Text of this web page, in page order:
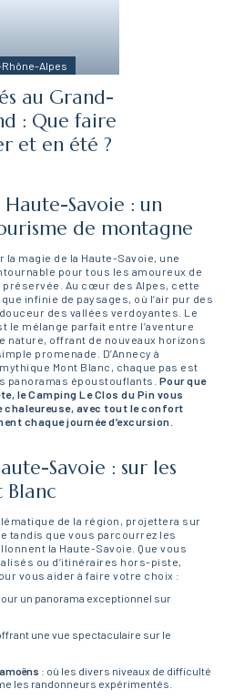
Alpes
au Grand-
: Que faire
et en été ?
Savoie : un
de montagne
magie de la Haute-Savoie, une
pour tous les amoureux de
Au cœur des Alpes, cette
infinie de paysages, où l’air pur des
des vallées verdoyantes. Le
le mélange parfait entre l’aventure
nature, offrant de nouveaux horizons
promenade. D’Annecy à
Mont Blanc, chaque pas est
panoramas époustouflants. Pour que
le Camping Le Clos du Pin vous
chaleureuse, avec tout le confort
chaque journée d’excursion.
Savoie : sur les
Blanc
de la région, projettera sur
tandis que vous parcourrez les
la Haute-Savoie. Que vous
ou d’itinéraires hors-piste,
vous aider à faire votre choix :
un panorama exceptionnel sur
une vue spectaculaire sur le
: où les divers niveaux de difficulté
les randonneurs expérimentés.